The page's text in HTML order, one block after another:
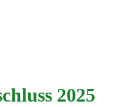
2025